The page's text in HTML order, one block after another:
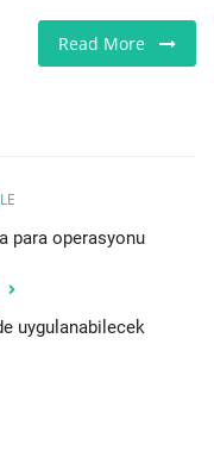
Read More
para operasyonu
uygulanabilecek